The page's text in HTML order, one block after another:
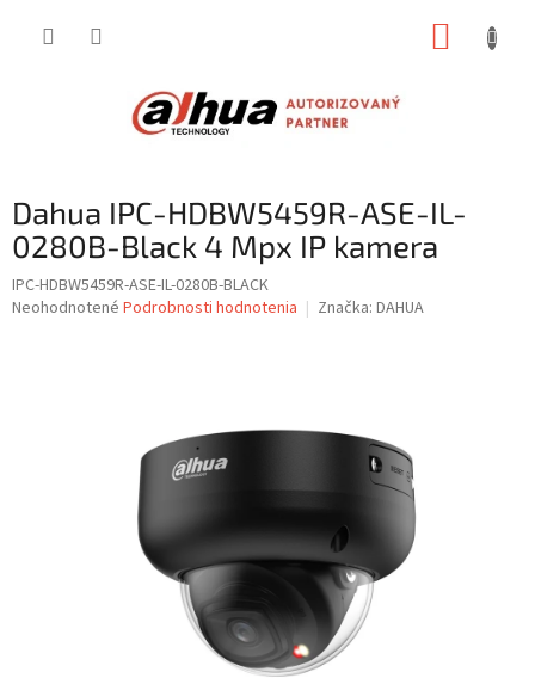
Dahua IPC-HDBW5459R-ASE-IL-
0280B-Black 4 Mpx IP kamera
IPC-HDBW5459R-ASE-IL-0280B-BLACK
Priemerné
Neohodnotené Podrobnosti hodnotenia Značka: DAHUA